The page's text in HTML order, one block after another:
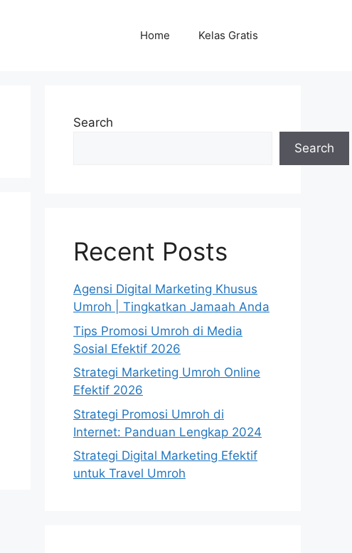
Home Kelas Gratis
Search
Search
Recent Posts
Agensi Digital Marketing Khusus
Umroh | Tingkatkan Jamaah Anda
Tips Promosi Umroh di Media
Sosial Efektif 2026
Strategi Marketing Umroh Online
Efektif 2026
Strategi Promosi Umroh di
Internet: Panduan Lengkap 2024
Strategi Digital Marketing Efektif
untuk Travel Umroh